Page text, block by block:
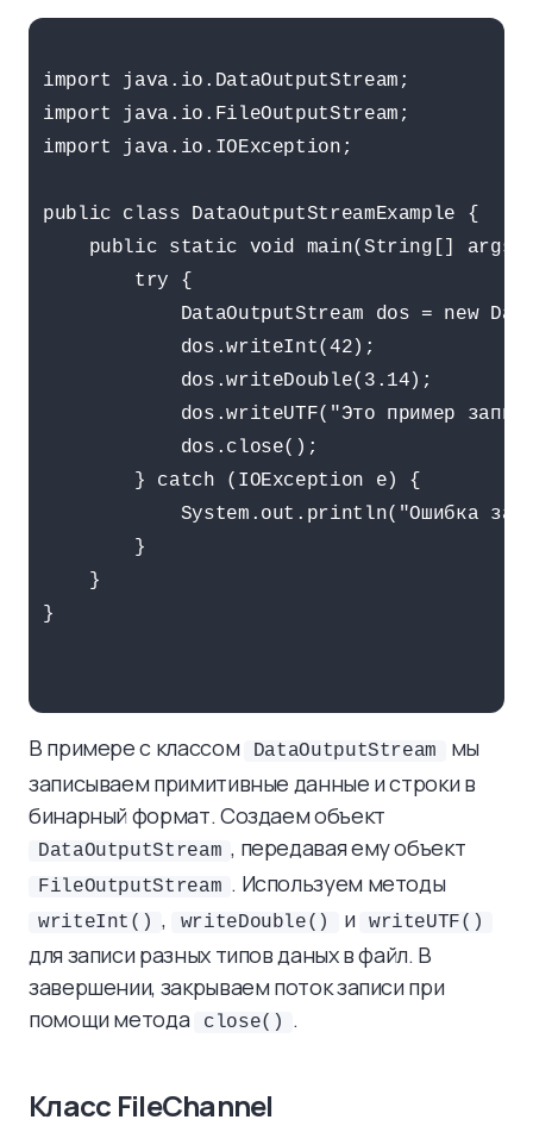
import java.io.DataOutputStream;
import java.io.FileOutputStream;
import java.io.IOException;
public class DataOutputStreamExample {
public static void main(String[] args)
        try {
DataOutputStream dos = new
            dos.writeInt(42);
            dos.writeDouble(3.14);
dos.writeUTF("Это пример
            dos.close();
        } catch (IOException e) {
System.out.println("Ошибка
        }
    }
}
В примере с классом DataOutputStream
мы
записываем примитивные данные и строки в
бинарный формат. Создаем объект
DataOutputStream , передавая ему объект
FileOutputStream . Используем методы
writeInt() , writeDouble() и writeUTF()
для записи разных типов даных в файл. В
завершении, закрываем поток записи при
помощи метода
close() .
Класс FileChannel